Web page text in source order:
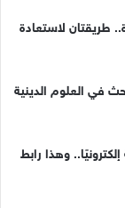
طريقتان لاستعادة
في العلوم الدينية
عدل لشهر جويلية 2026 متاحة إلكترونيًا.. وهذا رابط